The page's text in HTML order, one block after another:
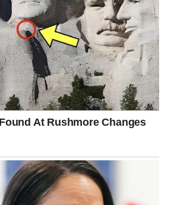
donosi razgovor koji briše sumnje. A
Rak oseća mir kakav dugo nije
je karmičko olakšanje.
kaže: „Sada je tvoj red da budeš
unutrašnje oluje koje niko nije
emocijama, sećanjima. Pitanja